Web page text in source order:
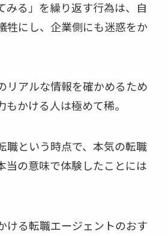
みる」を繰り返す行為は、自
牲にし、企業側にも迷惑をか
リアルな情報を確かめるため
かける人は極めて稀。
職という時点で、本気の転職
当の意味で体験したことには
ける転職エージェントのおす